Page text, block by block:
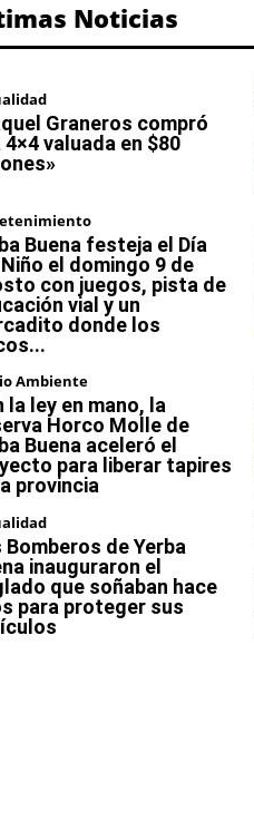
Noticias
Graneros compró
4×4 valuada en $80
Buena festeja el Día
el domingo 9 de
con juegos, pista de
vial y un
donde los
Ambiente
la ley en mano, la
Horco Molle de
Buena aceleró el
para liberar tapires
provincia
Bomberos de Yerba
inauguraron el
que soñaban hace
para proteger sus